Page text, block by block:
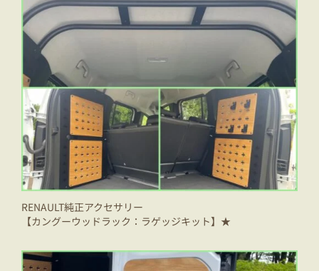
RENAULT純正アクセサリー
【カングーウッドラック：ラゲッジキット】★